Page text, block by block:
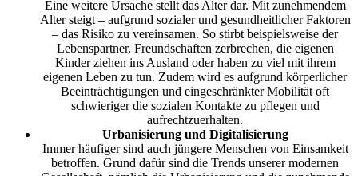
Eine weitere Ursache stellt das Alter dar. Mit zunehmendem
Alter steigt – aufgrund sozialer und gesundheitlicher Faktoren
– das Risiko zu vereinsamen. So stirbt beispielsweise der
Lebenspartner, Freundschaften zerbrechen, die eigenen
Kinder ziehen ins Ausland oder haben zu viel mit ihrem
eigenen Leben zu tun. Zudem wird es aufgrund körperlicher
Beeinträchtigungen und eingeschränkter Mobilität oft
schwieriger die sozialen Kontakte zu pflegen und
aufrechtzuerhalten.
Urbanisierung und Digitalisierung
Immer häufiger sind auch jüngere Menschen von Einsamkeit
betroffen. Grund dafür sind die Trends unserer modernen